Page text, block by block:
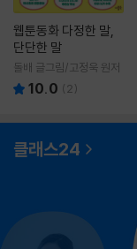
웹툰동화 다정한 말,
단단한 말
돌배 글그림/고정욱 원저
10.0 ( 2)
클래스24